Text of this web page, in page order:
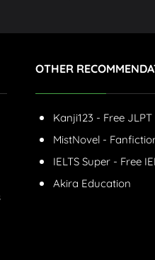
OTHER
Kanji123 - Free
MistNovel -
IELTS Super - Free
Akira Education